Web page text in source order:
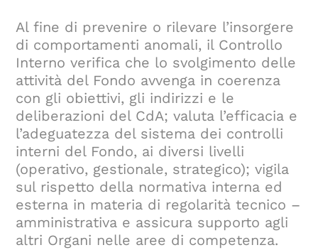
Al fine di prevenire o rilevare l’insorgere
di comportamenti anomali, il Controllo
Interno verifica che lo svolgimento delle
attività del Fondo avvenga in coerenza
con gli obiettivi, gli indirizzi e le
deliberazioni del CdA; valuta l’efficacia e
l’adeguatezza del sistema dei controlli
interni del Fondo, ai diversi livelli
(operativo, gestionale, strategico); vigila
sul rispetto della normativa interna ed
esterna in materia di regolarità tecnico –
amministrativa e assicura supporto agli
altri Organi nelle aree di competenza.